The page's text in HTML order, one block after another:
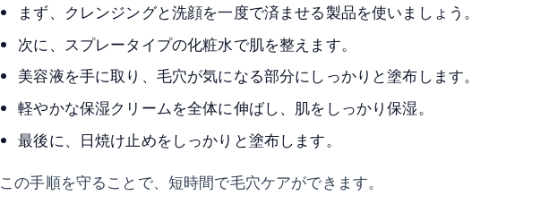
まず、クレンジングと洗顔を一度で済ませる製品を使いましょう。
次に、スプレータイプの化粧水で肌を整えます。
美容液を手に取り、毛穴が気になる部分にしっかりと塗布します。
軽やかな保湿クリームを全体に伸ばし、肌をしっかり保湿。
最後に、日焼け止めをしっかりと塗布します。
この手順を守ることで、短時間で毛穴ケアができます。